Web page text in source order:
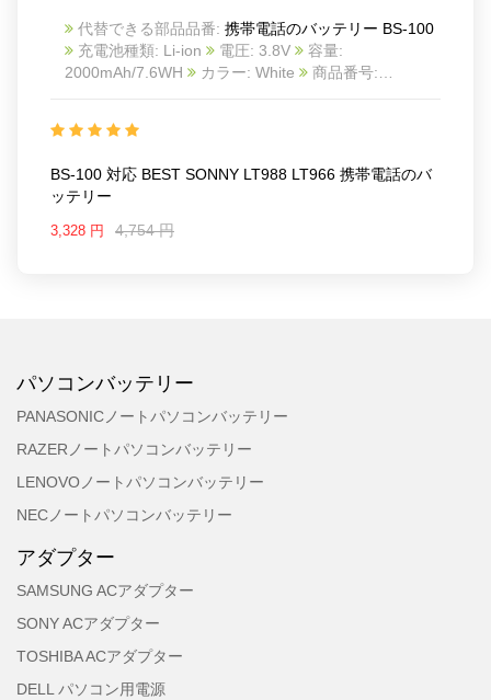
代替できる部品品番: 携帯電話のバッテリー BS-100
充電池種類: Li-ion
電圧: 3.8V
2000mAh/7.6WH
カラー: White
商品番号:
LT988/LT966
BS-100 対応 BEST SONNY LT988 LT966 携帯電話のバ
ッテリー
3,328 円 4,754 円
パソコンバッテリー
PANASONICノートパソコンバッテリー
RAZERノートパソコンバッテリー
LENOVOノートパソコンバッテリー
NECノートパソコンバッテリー
アダプター
SAMSUNG ACアダプター
SONY ACアダプター
TOSHIBA ACアダプター
DELL パソコン用電源